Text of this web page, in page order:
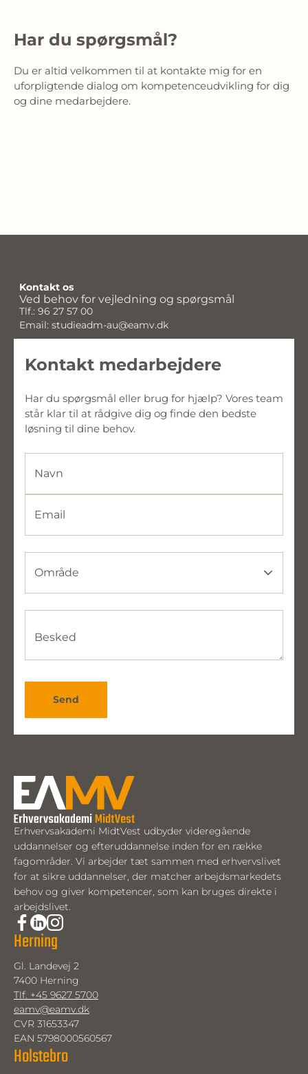
Har du spørgsmål?
Du er altid velkommen til at kontakte mig for en
uforpligtende dialog om kompetenceudvikling for dig
og dine medarbejdere.
Kontakt os
Ved behov for vejledning og spørgsmål
Tlf.: 96 27 57 00
Email: studieadm-au@eamv.dk
Kontakt medarbejdere
Har du spørgsmål eller brug for hjælp? Vores team
står klar til at rådgive dig og finde den bedste
løsning til dine behov.
Navn
Email
Område
Besked
Send
Erhvervsakademi MidtVest udbyder videregående
uddannelser og efteruddannelse inden for en række
fagområder. Vi arbejder tæt sammen med erhvervslivet
for at sikre uddannelser, der matcher arbejdsmarkedets
behov og giver kompetencer, som kan bruges direkte i
arbejdslivet.
Herning
Gl. Landevej 2
7400 Herning
Tlf. +45 9627 5700
eamv@eamv.dk
CVR 31653347
EAN 5798000560567
Holstebro